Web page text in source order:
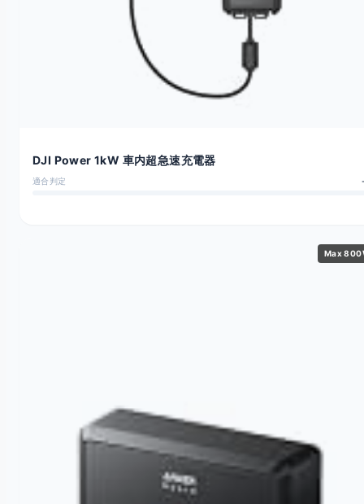
DJI Power 1kW 車内超急速充電器
適合判定
Max